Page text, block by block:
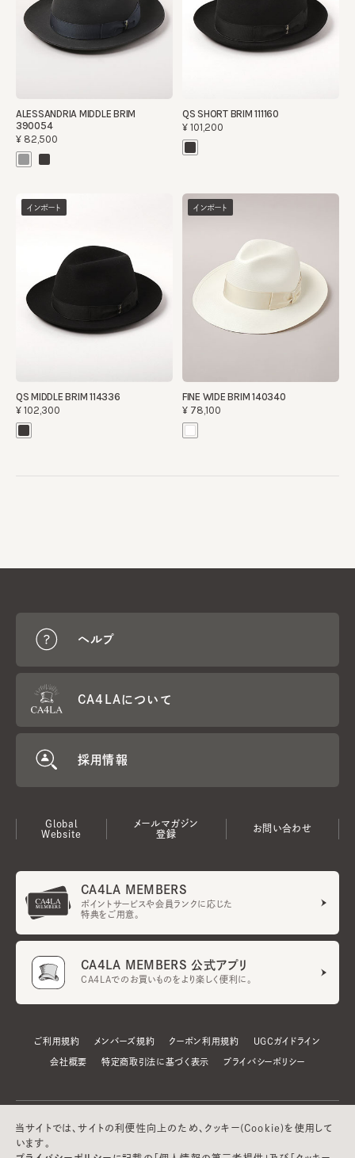
ALESSANDRIA MIDDLE BRIM
390054
¥82,500
QS SHORT BRIM 111160
¥101,200
インポート
QS MIDDLE BRIM 114336
¥102,300
インポート
FINE WIDE BRIM 140340
¥78,100
ヘルプ
CA4LAについて
採用情報
Global
Website
メールマガジン
登録
お問い合わせ
CA4LA MEMBERS
ポイントサービスや会員ランクに応じた
特典をご用意。
CA4LA MEMBERS 公式アプリ
CA4LAでのお買いものをより楽しく便利に。
ご利用規約 メンバーズ規約 クーポン利用規約 UGCガイドライン
会社概要 特定商取引法に基づく表示 プライバシーポリシー
当サイトでは、サイトの利便性向上のため、クッキー(Cookie)を使用して
います。